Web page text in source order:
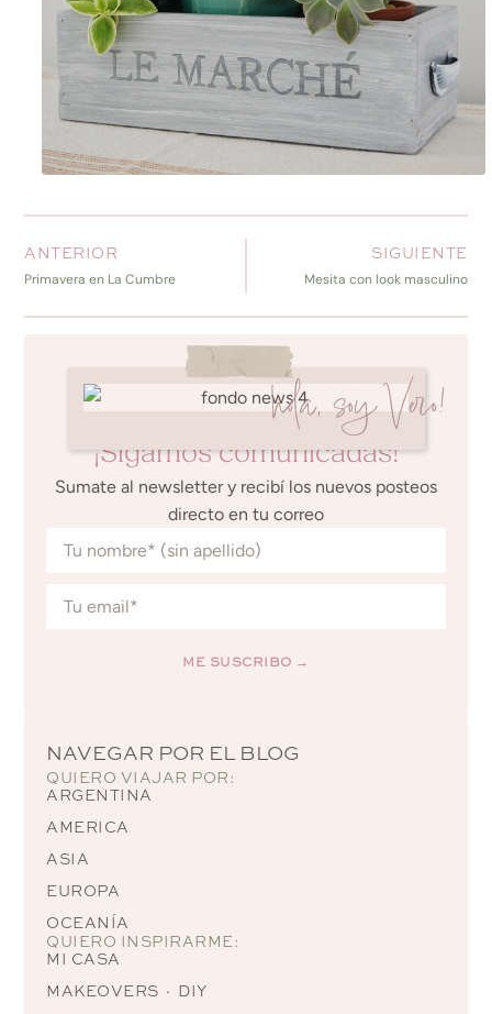
ANTERIOR
Primavera en La Cumbre
SIGUIENTE
Mesita con look masculino
hola, soy Vero!
¡Sigamos comunicadas!
Sumate al newsletter y recibí los nuevos posteos
directo en tu correo
ME SUSCRIBO →
NAVEGAR POR EL BLOG
QUIERO VIAJAR POR:
ARGENTINA
AMERICA
ASIA
EUROPA
OCEANÍA
QUIERO INSPIRARME:
MI CASA
MAKEOVERS · DIY